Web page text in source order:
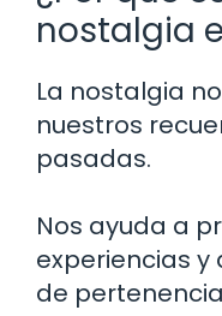
nostalgia
La nostalgia
nuestros
pasadas.
Nos ayuda a
experiencias
de